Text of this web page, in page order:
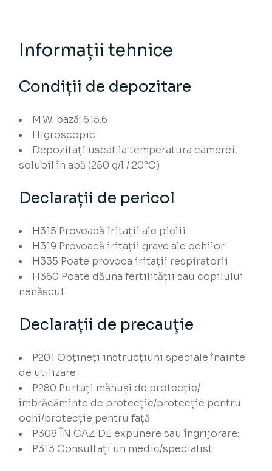
Informații tehnice
Condiții de depozitare
M.W. bază: 615.6
Higroscopic
Depozitați uscat la temperatura camerei,
solubil în apă (250 g/l / 20°C)
Declarații de pericol
H315 Provoacă iritații ale pielii
H319 Provoacă iritații grave ale ochilor
H335 Poate provoca iritații respiratorii
H360 Poate dăuna fertilității sau copilului
nenăscut
Declarații de precauție
P201 Obțineți instrucțiuni speciale înainte
de utilizare
P280 Purtați mănuși de protecție/
îmbrăcăminte de protecție/protecție pentru
ochi/protecție pentru față
P308 ÎN CAZ DE expunere sau îngrijorare:
P313 Consultați un medic/specialist